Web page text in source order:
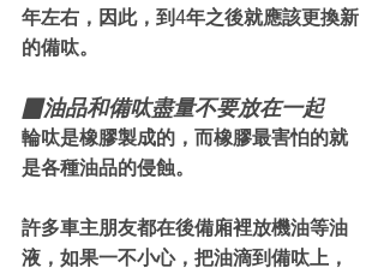
年左右，因此，到4年之後就應該更換新
的備呔。
▉油品和備呔盡量不要放在一起
輪呔是橡膠製成的，而橡膠最害怕的就
是各種油品的侵蝕。
許多車主朋友都在後備廂裡放機油等油
液，如果一不小心，把油滴到備呔上，